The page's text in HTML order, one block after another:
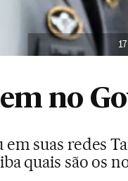
no
suas redes
quais são os